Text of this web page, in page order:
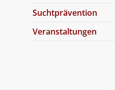
Suchtprävention
Veranstaltungen